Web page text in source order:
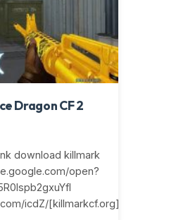
Dragon CF 2
download killmark
open?
icdZ/[killmarkcf.org]_Ice_Dragon.rar